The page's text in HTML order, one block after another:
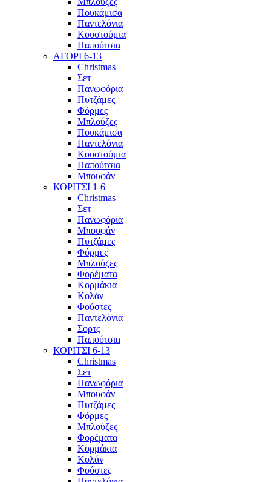
Πουκάμισα
Παντελόνια
Κουστούμια
Παπούτσια
ΑΓΟΡΙ 6-13
Christmas
Σετ
Πανωφόρια
Πυτζάμες
Φόρμες
Μπλούζες
Πουκάμισα
Παντελόνια
Κουστούμια
Παπούτσια
Μπουφάν
ΚΟΡΙΤΣΙ 1-6
Christmas
Σετ
Πανωφόρια
Μπουφάν
Πυτζάμες
Φόρμες
Μπλούζες
Φορέματα
Κορμάκια
Κολάν
Φούστες
Παντελόνια
Σορτς
Παπούτσια
ΚΟΡΙΤΣΙ 6-13
Christmas
Σετ
Πανωφόρια
Μπουφάν
Πυτζάμες
Φόρμες
Μπλούζες
Φορέματα
Κορμάκια
Κολάν
Φούστες